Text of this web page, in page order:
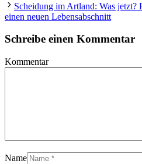
Scheidung im Artland: Was
einen neuen Lebensabschnitt
Schreibe einen Kommentar
Kommentar
Name